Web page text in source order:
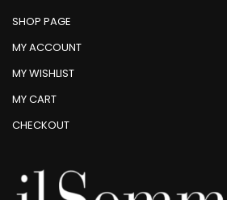
SHOP PAGE
MY ACCOUNT
MY WISHLIST
MY CART
CHECKOUT